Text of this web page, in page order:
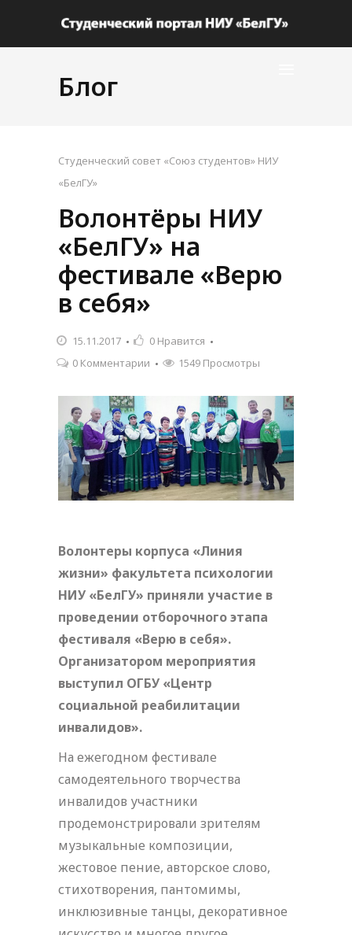
Блог
Студенческий совет «Союз студентов» НИУ
«БелГУ»
Волонтёры НИУ
«БелГУ» на
фестивале «Верю
в себя»
15.11.2017 0 Нравится
0 Комментарии
1549 Просмотры
Волонтеры корпуса «Линия
жизни» факультета психологии
НИУ «БелГУ» приняли участие в
проведении отборочного этапа
фестиваля «Верю в себя».
Организатором мероприятия
выступил ОГБУ «Центр
социальной реабилитации
инвалидов».
На ежегодном фестивале
самодеятельного творчества
инвалидов участники
продемонстрировали зрителям
музыкальные композиции,
жестовое пение, авторское слово,
стихотворения, пантомимы,
инклюзивные танцы, декоративное